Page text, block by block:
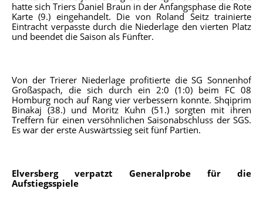
hatte sich Triers Daniel Braun in der Anfangsphase die Rote
Karte (9.) eingehandelt. Die von Roland Seitz trainierte
Eintracht verpasste durch die Niederlage den vierten Platz
und beendet die Saison als Fünfter.
Von der Trierer Niederlage profitierte die SG Sonnenhof
Großaspach, die sich durch ein 2:0 (1:0) beim FC 08
Homburg noch auf Rang vier verbessern konnte. Shqiprim
Binakaj (38.) und Moritz Kuhn (51.) sorgten mit ihren
Treffern für einen versöhnlichen Saisonabschluss der SGS.
Es war der erste Auswärtssieg seit fünf Partien.
Elversberg verpatzt Generalprobe für die
Aufstiegsspiele